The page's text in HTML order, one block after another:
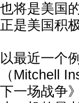
也将是美国
正是美国积
以最近一个
（Mitchell
下一场战争